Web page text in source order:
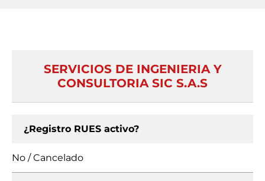
SERVICIOS DE INGENIERIA Y
CONSULTORIA SIC S.A.S
¿Registro RUES activo?
No / Cancelado